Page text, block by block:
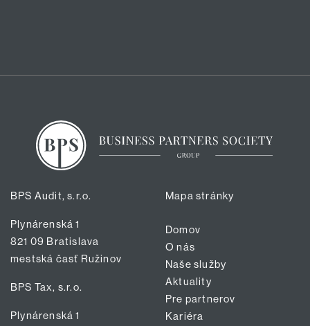
BPS Audit, s.r.o.
Plynárenská 1
821 09 Bratislava
mestská časť Ružinov
BPS Tax, s.r.o.
Plynárenská 1
Mapa stránky
Domov
O nás
Naše služby
Aktuality
Pre partnerov
Kariéra